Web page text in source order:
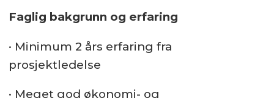
Faglig bakgrunn og erfaring
· Minimum 2 års erfaring fra
prosjektledelse
· Meget god økonomi- og